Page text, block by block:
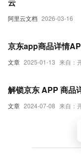
阿里云文档 2026-03-16
文章 2025-01-13 来自：
京东app商品详情
文章 2024-07-08 来自：
解锁京东 APP 商品